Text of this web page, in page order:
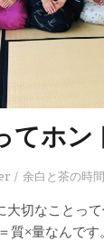
てホン
余白と茶の時間
大切なことっ
×量なんです